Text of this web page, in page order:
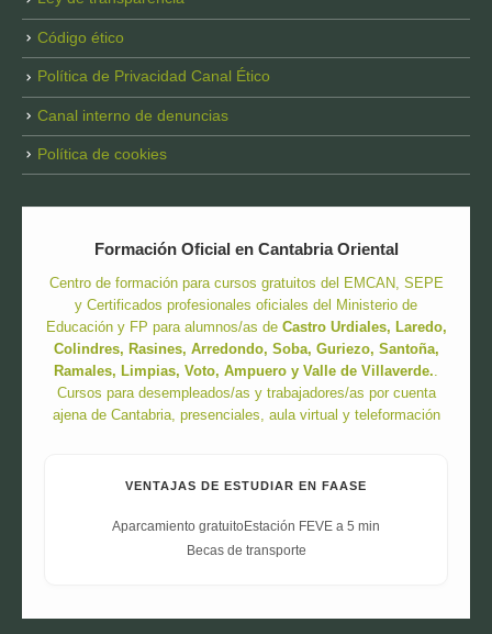
Código ético
Política de Privacidad Canal Ético
Canal interno de denuncias
Política de cookies
Formación Oficial en Cantabria Oriental
Centro de formación para cursos gratuitos del EMCAN, SEPE
y Certificados profesionales oficiales del Ministerio de
Educación y FP para alumnos/as de Castro Urdiales, Laredo,
Colindres, Rasines, Arredondo, Soba, Guriezo, Santoña,
Ramales, Limpias, Voto, Ampuero y Valle de Villaverde.
Cursos para desempleados/as y trabajadores/as por cuenta
ajena de Cantabria, presenciales, aula virtual y teleformación
VENTAJAS DE ESTUDIAR EN FAASE
Aparcamiento gratuitoEstación FEVE a 5 min
Becas de transporte